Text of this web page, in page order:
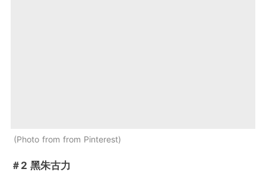
Photo from from Pinterest
＃2 黑朱古力